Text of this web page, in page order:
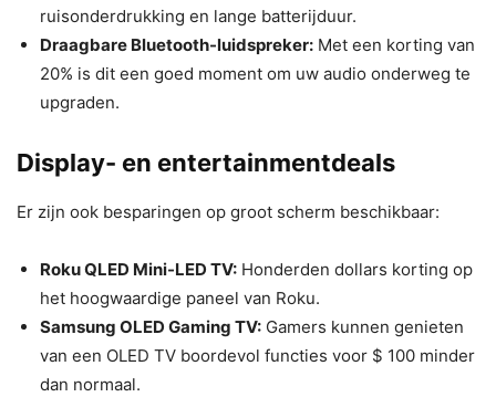
ruisonderdrukking en lange batterijduur.
Draagbare Bluetooth-luidspreker: Met een korting van
20% is dit een goed moment om uw audio onderweg te
upgraden.
Display- en entertainmentdeals
Er zijn ook besparingen op groot scherm beschikbaar:
Roku QLED Mini-LED TV: Honderden dollars korting op
het hoogwaardige paneel van Roku.
Samsung OLED Gaming TV: Gamers kunnen genieten
van een OLED TV boordevol functies voor $ 100 minder
dan normaal.